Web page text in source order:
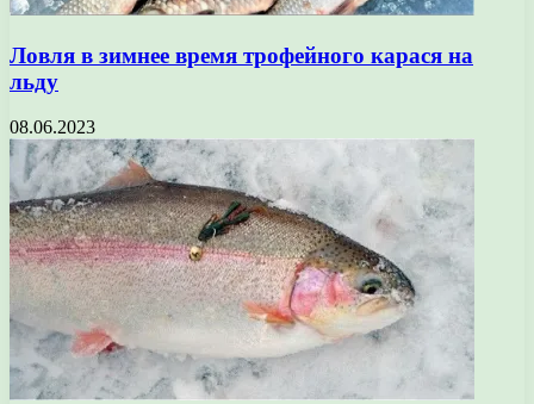
Ловля в зимнее время трофейного карася на
льду
08.06.2023